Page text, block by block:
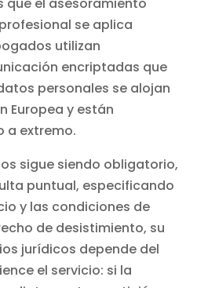
se aplica
utilizan
encriptadas que
personales se alojan
Europea y están
a extremo.
sigue siendo obligatorio,
puntual, especificando
y las condiciones de
de desistimiento, su
jurídicos depende del
el servicio: si la